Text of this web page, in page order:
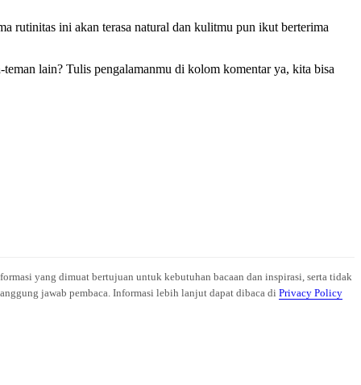
rutinitas ini akan terasa natural dan kulitmu pun ikut berterima
lain? Tulis pengalamanmu di kolom komentar ya, kita bisa
yang dimuat bertujuan untuk kebutuhan bacaan dan inspirasi, serta tidak
jawab pembaca. Informasi lebih lanjut dapat dibaca di Privacy Policy